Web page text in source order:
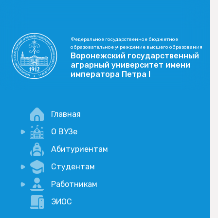
Федеральное государственное бюджетное
образовательное учреждение высшего образования
Воронежский государственный
аграрный университет имени
императора Петра I
Главная
О ВУЗе
Новости
Учебный процесс
Научная деятельность
Абитуриентам
Студентам
Портал дистанционого обучения
Академические отпуска
Работникам
Внимание, опрос!
ЭИОС